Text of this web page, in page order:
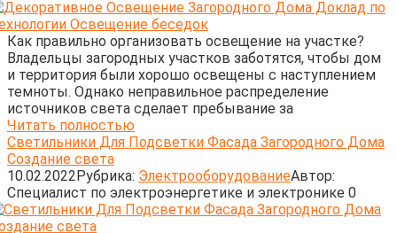
Как правильно организовать освещение на участке?
Владельцы загородных участков заботятся, чтобы дом
и территория были хорошо освещены с наступлением
темноты. Однако неправильное распределение
источников света сделает пребывание за
Читать полностью
Светильники Для Подсветки Фасада Загородного Дома
Создание света
10.02.2022Рубрика: ЭлектрооборудованиеАвтор:
Cпециалист по электроэнергетике и электронике 0